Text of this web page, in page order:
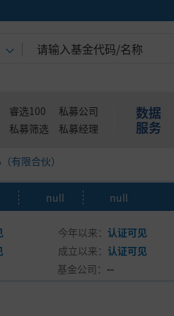
睿选100
私募公司
私募筛选
私募经理
数据
服务
有限合伙）
null null
今年以来： 认证可见
成立以来： 认证可见
基金公司： --